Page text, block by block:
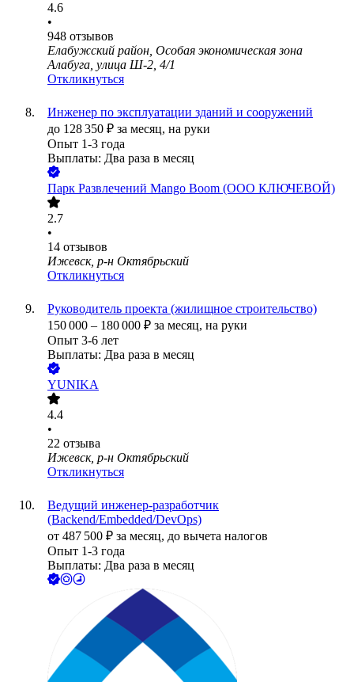
4.6
•
948 отзывов
Елабужский район, Особая экономическая зона
Алабуга, улица Ш-2, 4/1
Откликнуться
Инженер по эксплуатации зданий и сооружений
до 128 350 ₽ за месяц, на руки
Опыт 1-3 года
Выплаты: Два раза в месяц
Парк Развлечений Mango Boom (ООО КЛЮЧЕВОЙ)
2.7
•
14 отзывов
Ижевск, р-н Октябрьский
Откликнуться
Руководитель проекта (жилищное строительство)
150 000 – 180 000 ₽ за месяц, на руки
Опыт 3-6 лет
Выплаты: Два раза в месяц
YUNIKA
4.4
•
22 отзыва
Ижевск, р-н Октябрьский
Откликнуться
Ведущий инженер‑разработчик
(Backend/Embedded/DevOps)
от 487 500 ₽ за месяц, до вычета налогов
Опыт 1-3 года
Выплаты: Два раза в месяц